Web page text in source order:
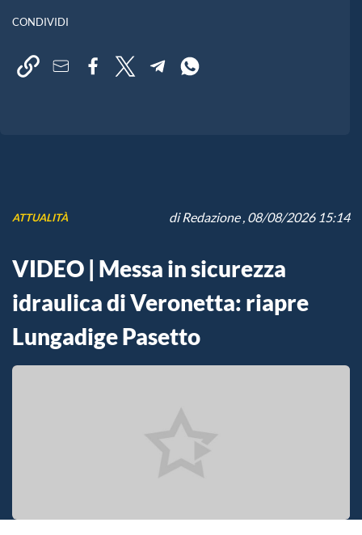
CONDIVIDI
ATTUALITÀ diRedazione, 08/08/2026 15:14
VIDEO | Messa in sicurezza
idraulica di Veronetta: riapre
Lungadige Pasetto